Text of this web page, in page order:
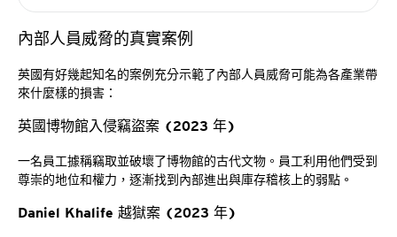
內部人員威脅的真實案例
英國有好幾起知名的案例充分示範了內部人員威脅可能為各產業帶
來什麼樣的損害：
英國博物館入侵竊盜案 (2023 年)
一名員工據稱竊取並破壞了博物館的古代文物。員工利用他們受到
尊崇的地位和權力，逐漸找到內部進出與庫存稽核上的弱點。
Daniel Khalife 越獄案 (2023 年)